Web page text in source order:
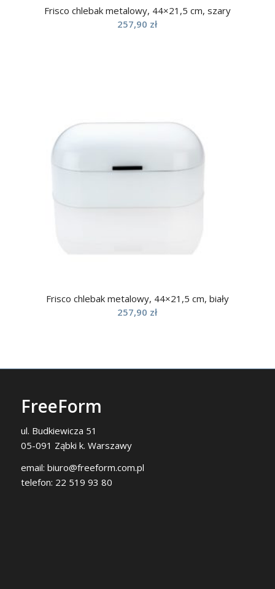
Frisco chlebak metalowy, 44×21,5 cm, szary
257,90 zł
Frisco chlebak metalowy, 44×21,5 cm, biały
257,90 zł
FreeForm
ul. Budkiewicza 51
05-091 Ząbki k. Warszawy
email: biuro@freeform.com.pl
telefon: 22 519 93 80